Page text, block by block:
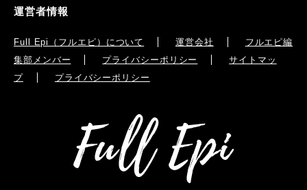
運営者情報
Full Epi（フルエピ）について 運営会社
フルエピ編
集部メンバー
プライバシーポリシー
サイトマッ
プ
プライバシーポリシー